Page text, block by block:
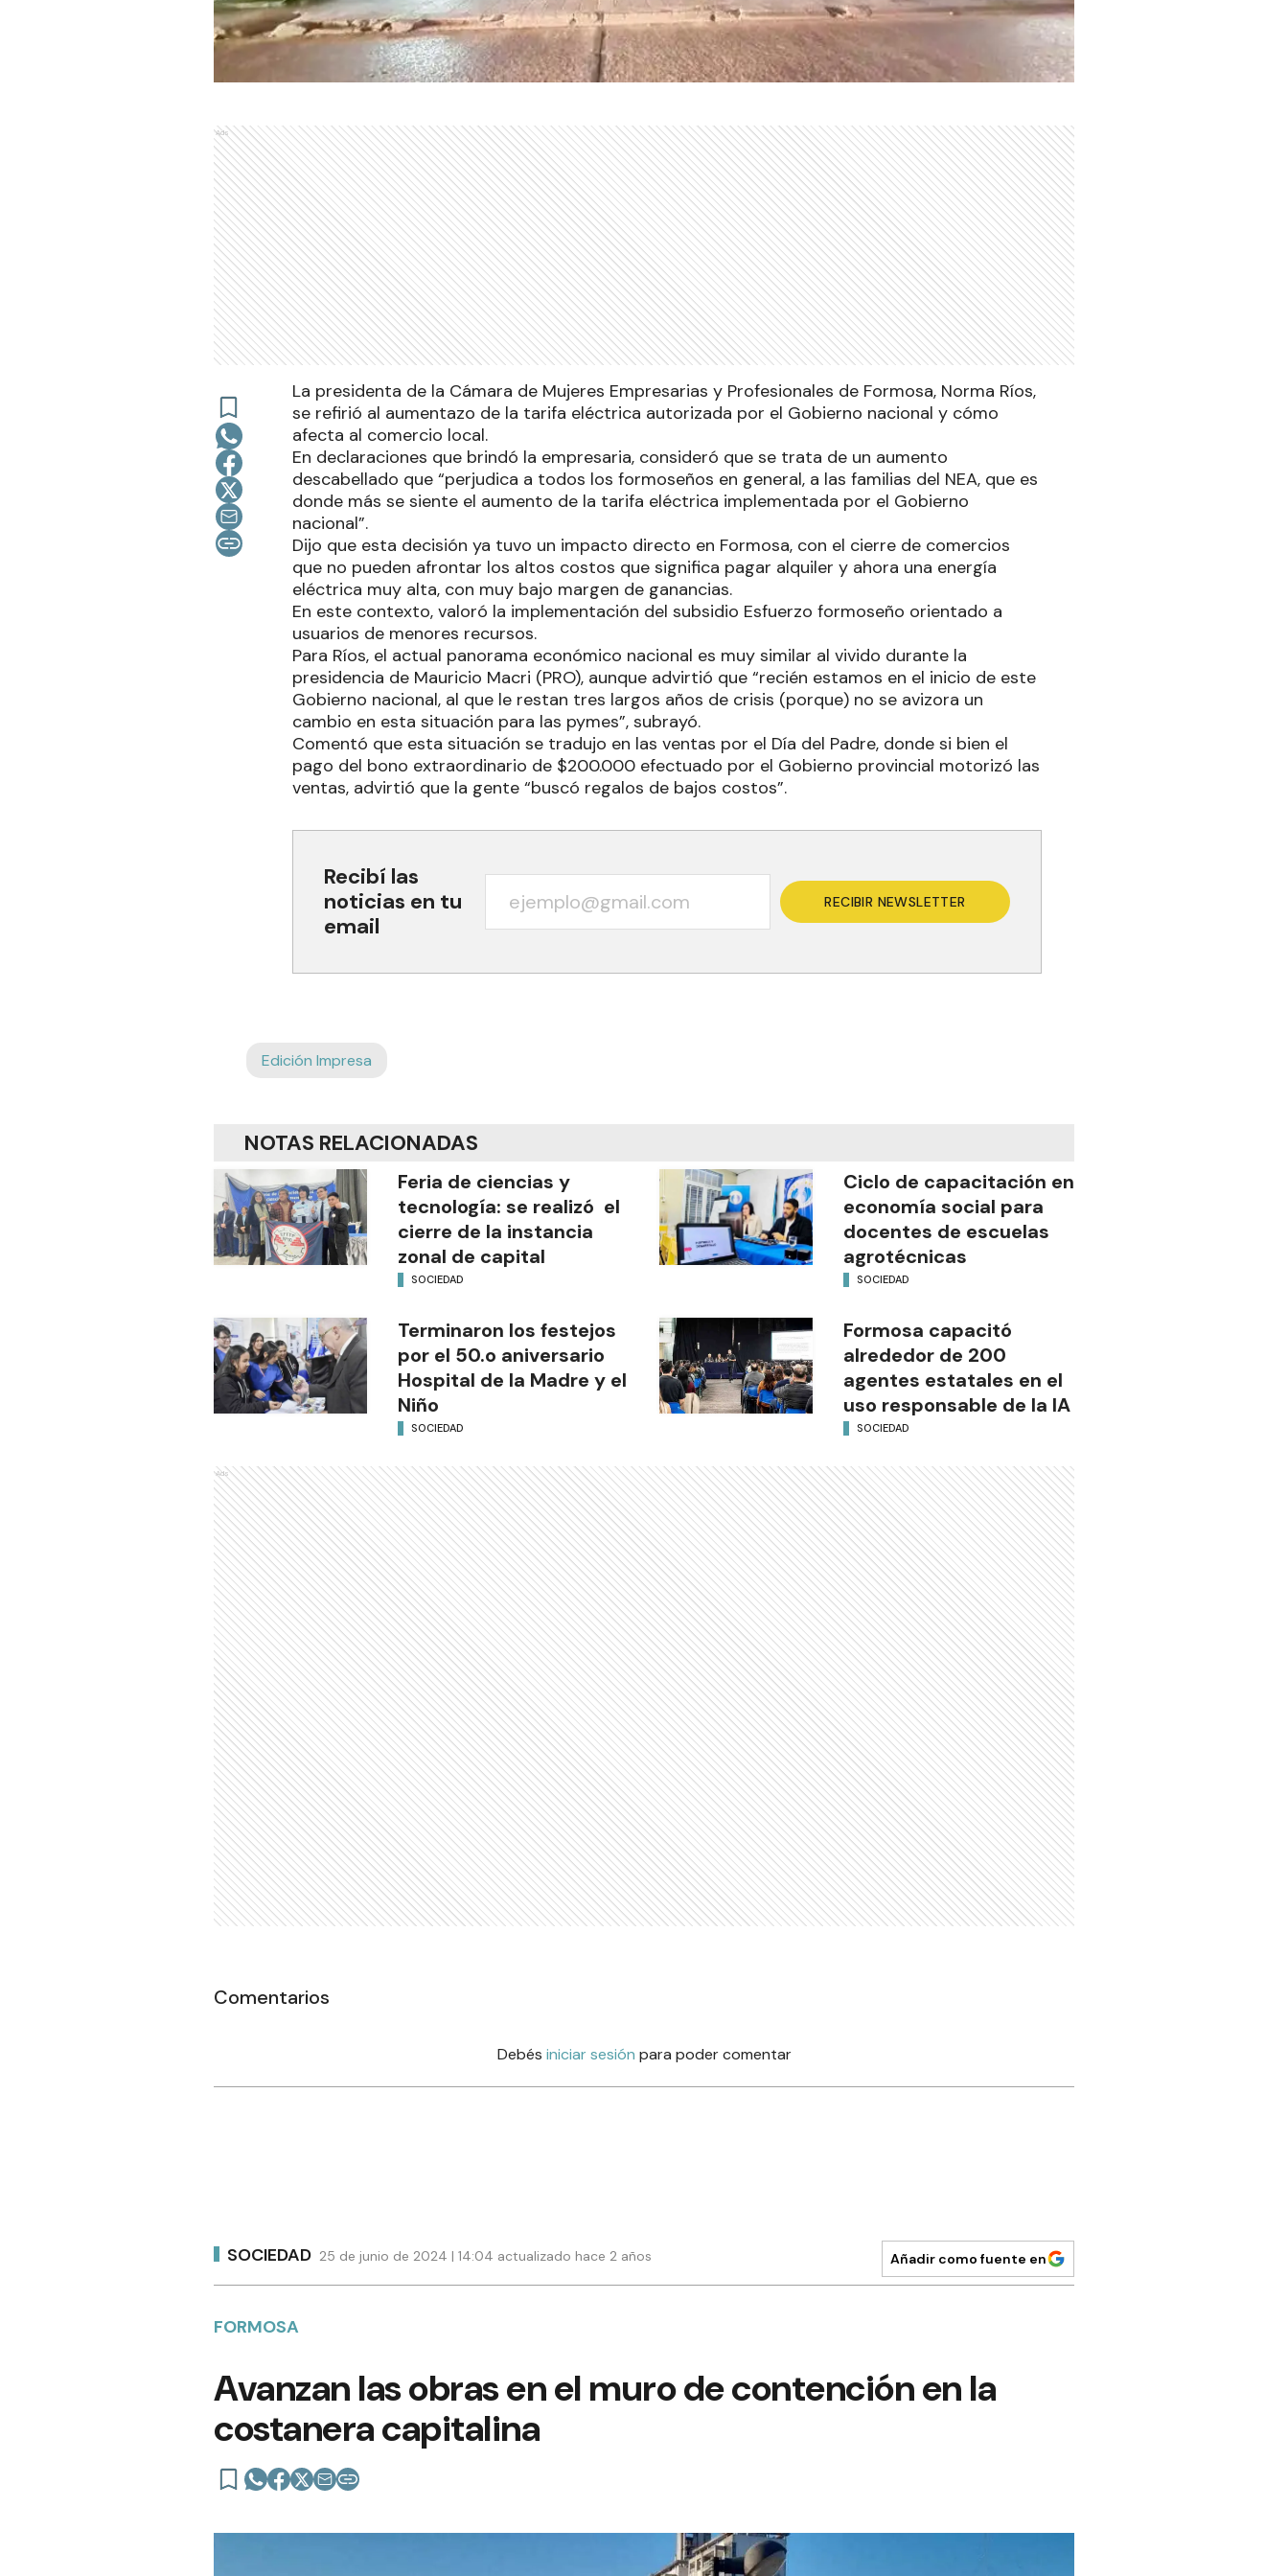
Ads
La presidenta de la Cámara de Mujeres Empresarias y Profesionales de Formosa, Norma Ríos,
se refirió al aumentazo de la tarifa eléctrica autorizada por el Gobierno nacional y cómo
afecta al comercio local.
En declaraciones que brindó la empresaria, consideró que se trata de un aumento
descabellado que “perjudica a todos los formoseños en general, a las familias del NEA, que es
donde más se siente el aumento de la tarifa eléctrica implementada por el Gobierno
nacional”.
Dijo que esta decisión ya tuvo un impacto directo en Formosa, con el cierre de comercios
que no pueden afrontar los altos costos que significa pagar alquiler y ahora una energía
eléctrica muy alta, con muy bajo margen de ganancias.
En este contexto, valoró la implementación del subsidio Esfuerzo formoseño orientado a
usuarios de menores recursos.
Para Ríos, el actual panorama económico nacional es muy similar al vivido durante la
presidencia de Mauricio Macri (PRO), aunque advirtió que “recién estamos en el inicio de este
Gobierno nacional, al que le restan tres largos años de crisis (porque) no se avizora un
cambio en esta situación para las pymes”, subrayó.
Comentó que esta situación se tradujo en las ventas por el Día del Padre, donde si bien el
pago del bono extraordinario de $200.000 efectuado por el Gobierno provincial motorizó las
ventas, advirtió que la gente “buscó regalos de bajos costos”.
Recibí las
noticias en tu
email
RECIBIR NEWSLETTER
Edición Impresa
NOTAS RELACIONADAS
Feria de ciencias y
tecnología: se realizó el
cierre de la instancia
zonal de capital
SOCIEDAD
Ciclo de capacitación en
economía social para
docentes de escuelas
agrotécnicas
SOCIEDAD
Terminaron los festejos
por el 50.o aniversario
Hospital de la Madre y el
Niño
SOCIEDAD
Formosa capacitó
alrededor de 200
agentes estatales en el
uso responsable de la IA
SOCIEDAD
Ads
Comentarios
Debés iniciar sesión para poder comentar
SOCIEDAD 25 de junio de 2024 | 14:04 actualizado hace 2 años Añadir como fuente en
FORMOSA
Avanzan las obras en el muro de contención en la
costanera capitalina